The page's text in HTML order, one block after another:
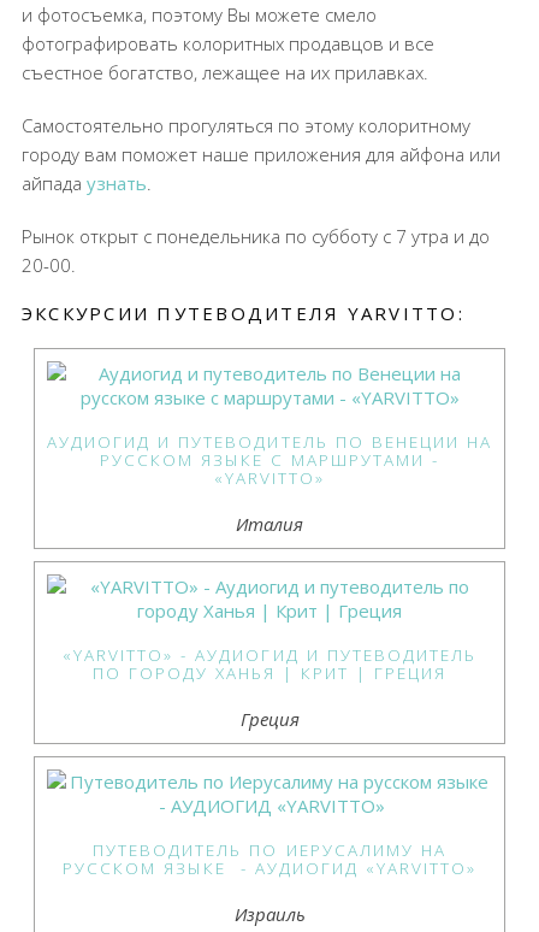
и фотосъемка, поэтому Вы можете смело
фотографировать колоритных продавцов и все
съестное богатство, лежащее на их прилавках.
Самостоятельно прогуляться по этому колоритному
городу вам поможет наше приложения для айфона или
айпада узнать.
Рынок открыт с понедельника по субботу с 7 утра и до
20-00.
ЭКСКУРСИИ ПУТЕВОДИТЕЛЯ YARVITTO:
АУДИОГИД И ПУТЕВОДИТЕЛЬ ПО ВЕНЕЦИИ НА
РУССКОМ ЯЗЫКЕ С МАРШРУТАМИ -
«YARVITTO»
Италия
«YARVITTO» - АУДИОГИД И ПУТЕВОДИТЕЛЬ
ПО ГОРОДУ ХАНЬЯ | КРИТ | ГРЕЦИЯ
Греция
ПУТЕВОДИТЕЛЬ ПО ИЕРУСАЛИМУ НА
РУССКОМ ЯЗЫКЕ - АУДИОГИД «YARVITTO»
Израиль